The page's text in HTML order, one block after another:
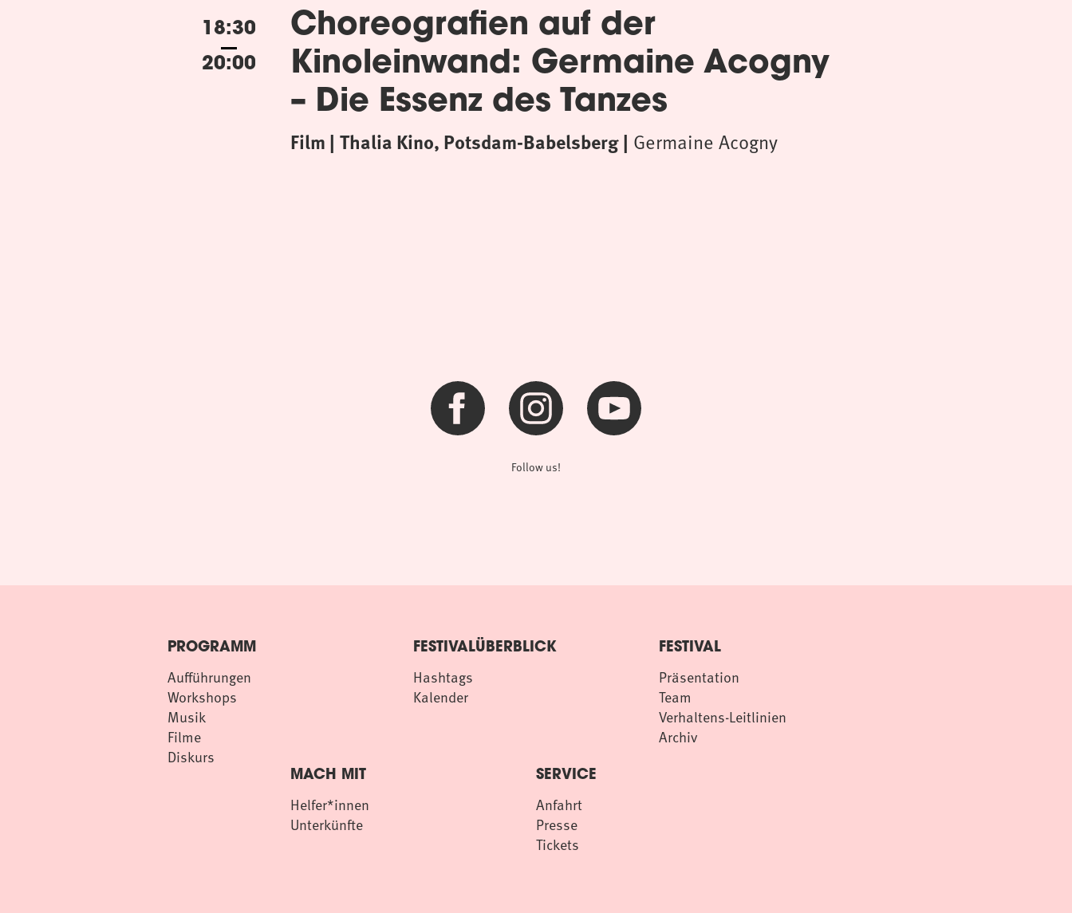
18:30
20:00
Choreografien auf der
Kinoleinwand: Germaine Acogny
– Die Essenz des Tanzes
Film Thalia Kino, Potsdam-Babelsberg Germaine Acogny
Follow us!
PROGRAMM
Aufführungen
Workshops
Musik
Filme
Diskurs
FESTIVALÜBERBLICK
Hashtags
Kalender
FESTIVAL
Präsentation
Team
Verhaltens-Leitlinien
Archiv
MACH MIT
Helfer*innen
Unterkünfte
SERVICE
Anfahrt
Presse
Tickets